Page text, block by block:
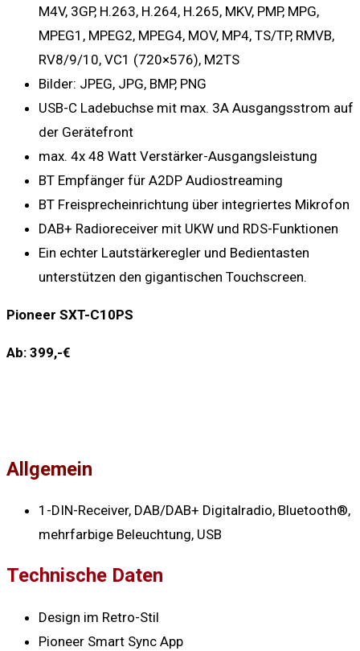
M4V, 3GP, H.263, H.264, H.265, MKV, PMP, MPG,
MPEG1, MPEG2, MPEG4, MOV, MP4, TS/TP, RMVB,
RV8/9/10, VC1 (720×576), M2TS
Bilder: JPEG, JPG, BMP, PNG
USB-C Ladebuchse mit max. 3A Ausgangsstrom auf
der Gerätefront
max. 4x 48 Watt Verstärker-Ausgangsleistung
BT Empfänger für A2DP Audiostreaming
BT Freisprecheinrichtung über integriertes Mikrofon
DAB+ Radioreceiver mit UKW und RDS-Funktionen
Ein echter Lautstärkeregler und Bedientasten
unterstützen den gigantischen Touchscreen.
Pioneer SXT-C10PS
Ab: 399,-€
Allgemein
1-DIN-Receiver, DAB/DAB+ Digitalradio, Bluetooth®,
mehrfarbige Beleuchtung, USB
Technische Daten
Design im Retro-Stil
Pioneer Smart Sync App